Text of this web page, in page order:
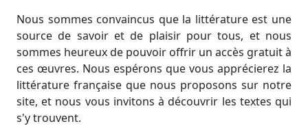
Nous sommes convaincus que la littérature est une
source de savoir et de plaisir pour tous, et nous
sommes heureux de pouvoir offrir un accès gratuit à
ces œuvres. Nous espérons que vous apprécierez la
littérature française que nous proposons sur notre
site, et nous vous invitons à découvrir les textes qui
s'y trouvent.